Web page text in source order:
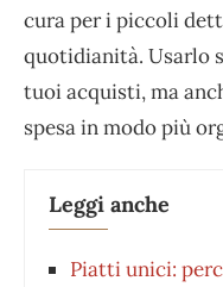
cura per i piccoli
quotidianità. Usarlo
tuoi acquisti, ma
spesa in modo più
Leggi anche
Piatti unici: